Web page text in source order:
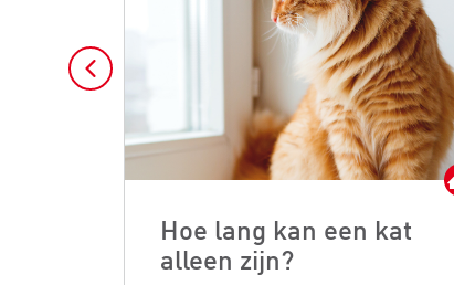
Hoe lang kan een kat
alleen zijn?